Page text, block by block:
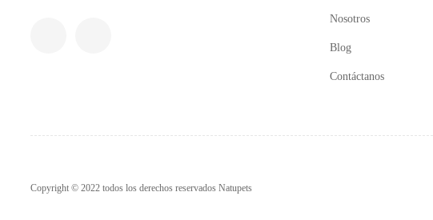
Nosotros
Blog
Contáctanos
Copyright © 2022 todos los derechos reservados Natupets